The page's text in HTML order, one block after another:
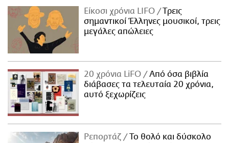
Είκοσι χρόνια LIFO
Tρεις
σημαντικοί Έλληνες μουσικοί, τρεις
μεγάλες απώλειες
20 χρόνια LiFO
Από όσα βιβλία
διάβασες τα τελευταία 20 χρόνια,
αυτό ξεχωρίζεις
Ρεπορτάζ
Το θολό και δύσκολο